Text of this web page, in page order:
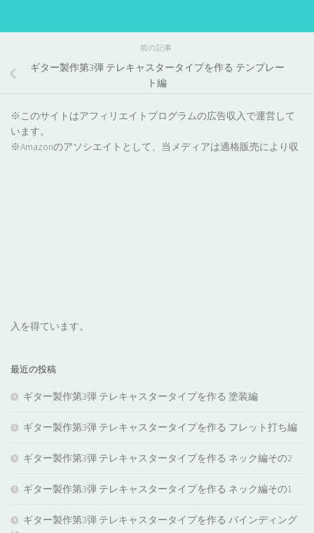
前の記事
ギター製作第3弾 テレキャスタータイプを作る テンプレー
ト編
※このサイトはアフィリエイトプログラムの広告収入で運営して
います。
※Amazonのアソシエイトとして、当メディアは適格販売により収
入を得ています。
最近の投稿
ギター製作第3弾 テレキャスタータイプを作る 塗装編
ギター製作第3弾 テレキャスタータイプを作る フレット打ち編
ギター製作第3弾 テレキャスタータイプを作る ネック編その2
ギター製作第3弾 テレキャスタータイプを作る ネック編その1
ギター製作第3弾 テレキャスタータイプを作る バインディング